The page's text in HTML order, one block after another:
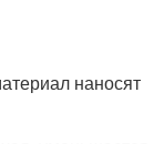
наносят